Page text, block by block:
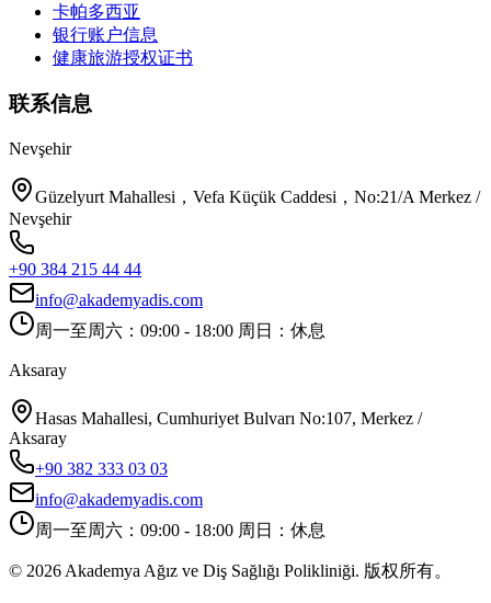
卡帕多西亚
银行账户信息
健康旅游授权证书
联系信息
Nevşehir
Güzelyurt Mahallesi，Vefa Küçük Caddesi，No:21/A Merkez /
Nevşehir
+90 384 215 44 44
info@akademyadis.com
周一至周六：09:00 - 18:00 周日：休息
Aksaray
Hasas Mahallesi, Cumhuriyet Bulvarı No:107, Merkez /
Aksaray
+90 382 333 03 03
info@akademyadis.com
周一至周六：09:00 - 18:00 周日：休息
© 2026 Akademya Ağız ve Diş Sağlığı Polikliniği. 版权所有。